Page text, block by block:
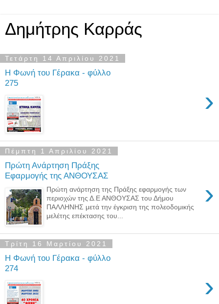
Δημήτρης Καρράς
Τετάρτη 14 Απριλίου 2021
Η Φωνή του Γέρακα - φύλλο
275
›
Πέμπτη 1 Απριλίου 2021
Πρώτη Ανάρτηση Πράξης
Εφαρμογής της ΑΝΘΟΥΣΑΣ
›
Πρώτη ανάρτηση της Πράξης εφαρμογής των
περιοχών της Δ.Ε ΑΝΘΟΥΣΑΣ του Δήμου
ΠΑΛΛΗΝΗΣ μετά την έγκριση της πολεοδομικής
μελέτης επέκτασης του...
Τρίτη 16 Μαρτίου 2021
Η Φωνή του Γέρακα - φύλλο
274
›